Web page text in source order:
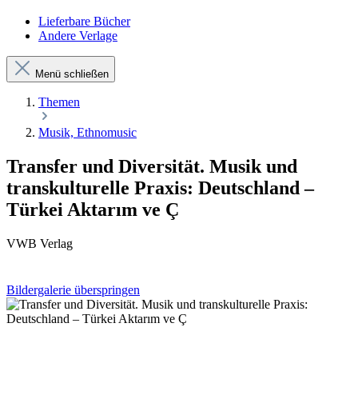
Lieferbare Bücher
Andere Verlage
Menü schließen
Themen
Musik, Ethnomusic
Transfer und Diversität. Musik und
transkulturelle Praxis: Deutschland –
Türkei Aktarım ve Ç
VWB Verlag
Bildergalerie überspringen